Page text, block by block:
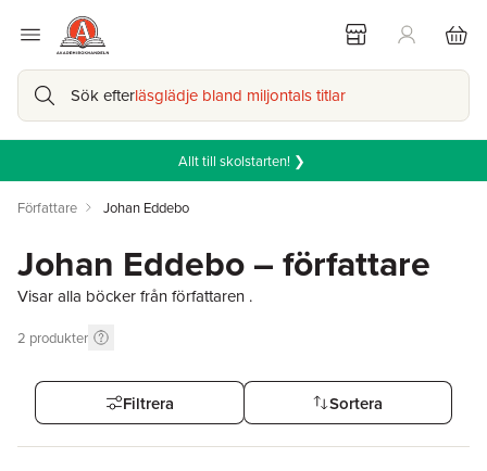
Sök efterläsglädje bland miljontals titlar
Allt till skolstarten! ❯
Författare Johan Eddebo
Johan Eddebo – författare
Visar alla böcker från författaren .
2 produkter
Filtrera Sortera